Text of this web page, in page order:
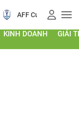
AFF Cup Điểm
KINH DOANH GIẢI